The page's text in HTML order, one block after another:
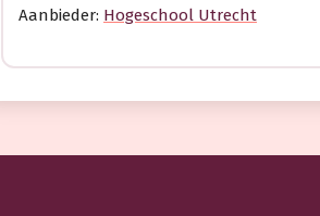
Aanbieder: Hogeschool Utrecht